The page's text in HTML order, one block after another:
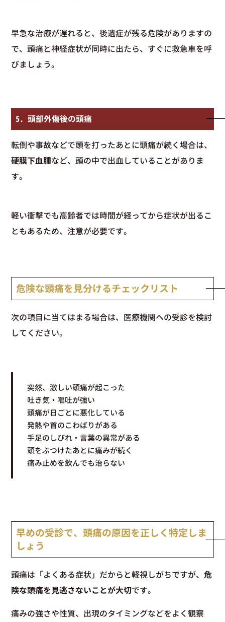
早急な治療が遅れると、後遺症が残る危険がありますの
で、頭痛と神経症状が同時に出たら、すぐに救急車を呼
びましょう。
5. 頭部外傷後の頭痛
転倒や事故などで頭を打ったあとに頭痛が続く場合は、
硬膜下血腫など、頭の中で出血していることがありま
す。
軽い衝撃でも高齢者では時間が経ってから症状が出るこ
ともあるため、注意が必要です。
危険な頭痛を見分けるチェックリスト
次の項目に当てはまる場合は、医療機関への受診を検討
してください。
突然、激しい頭痛が起こった
吐き気・嘔吐が強い
頭痛が日ごとに悪化している
発熱や首のこわばりがある
手足のしびれ・言葉の異常がある
頭をぶつけたあとに痛みが続く
痛み止めを飲んでも治らない
早めの受診で、頭痛の原因を正しく特定しま
しょう
頭痛は「よくある症状」だからと軽視しがちですが、危
険な頭痛を見逃さないことが大切です。
痛みの強さや性質、出現のタイミングなどをよく観察